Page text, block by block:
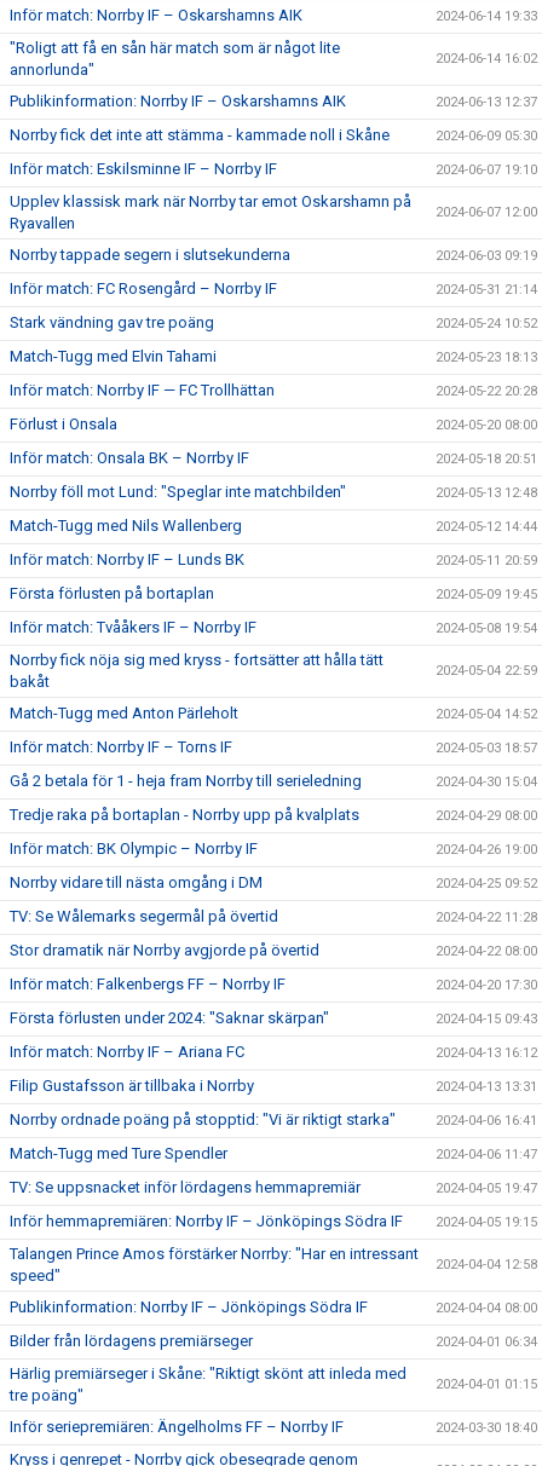
Inför match: Norrby IF – Oskarshamns AIK 2024-06-14 19:33
"Roligt att få en sån här match som är något lite
annorlunda"
2024-06-14 16:02
Publikinformation: Norrby IF – Oskarshamns AIK 2024-06-13 12:37
Norrby fick det inte att stämma - kammade noll i Skåne 2024-06-09 05:30
Inför match: Eskilsminne IF – Norrby IF 2024-06-07 19:10
Upplev klassisk mark när Norrby tar emot Oskarshamn på
Ryavallen
2024-06-07 12:00
Norrby tappade segern i slutsekunderna 2024-06-03 09:19
Inför match: FC Rosengård – Norrby IF 2024-05-31 21:14
Stark vändning gav tre poäng 2024-05-24 10:52
Match-Tugg med Elvin Tahami 2024-05-23 18:13
Inför match: Norrby IF — FC Trollhättan 2024-05-22 20:28
Förlust i Onsala 2024-05-20 08:00
Inför match: Onsala BK – Norrby IF 2024-05-18 20:51
Norrby föll mot Lund: "Speglar inte matchbilden" 2024-05-13 12:48
Match-Tugg med Nils Wallenberg 2024-05-12 14:44
Inför match: Norrby IF – Lunds BK 2024-05-11 20:59
Första förlusten på bortaplan 2024-05-09 19:45
Inför match: Tvååkers IF – Norrby IF 2024-05-08 19:54
Norrby fick nöja sig med kryss - fortsätter att hålla tätt
bakåt
2024-05-04 22:59
Match-Tugg med Anton Pärleholt 2024-05-04 14:52
Inför match: Norrby IF – Torns IF 2024-05-03 18:57
Gå 2 betala för 1 - heja fram Norrby till serieledning 2024-04-30 15:04
Tredje raka på bortaplan - Norrby upp på kvalplats 2024-04-29 08:00
Inför match: BK Olympic – Norrby IF 2024-04-26 19:00
Norrby vidare till nästa omgång i DM 2024-04-25 09:52
TV: Se Wålemarks segermål på övertid 2024-04-22 11:28
Stor dramatik när Norrby avgjorde på övertid 2024-04-22 08:00
Inför match: Falkenbergs FF – Norrby IF 2024-04-20 17:30
Första förlusten under 2024: "Saknar skärpan" 2024-04-15 09:43
Inför match: Norrby IF – Ariana FC 2024-04-13 16:12
Filip Gustafsson är tillbaka i Norrby 2024-04-13 13:31
Norrby ordnade poäng på stopptid: "Vi är riktigt starka" 2024-04-06 16:41
Match-Tugg med Ture Spendler 2024-04-06 11:47
TV: Se uppsnacket inför lördagens hemmapremiär 2024-04-05 19:47
Inför hemmapremiären: Norrby IF – Jönköpings Södra IF 2024-04-05 19:15
Talangen Prince Amos förstärker Norrby: "Har en intressant
speed"
2024-04-04 12:58
Publikinformation: Norrby IF – Jönköpings Södra IF 2024-04-04 08:00
Bilder från lördagens premiärseger 2024-04-01 06:34
Härlig premiärseger i Skåne: "Riktigt skönt att inleda med
tre poäng"
2024-04-01 01:15
Inför seriepremiären: Ängelholms FF – Norrby IF 2024-03-30 18:40
Kryss i genrepet - Norrby gick obesegrade genom